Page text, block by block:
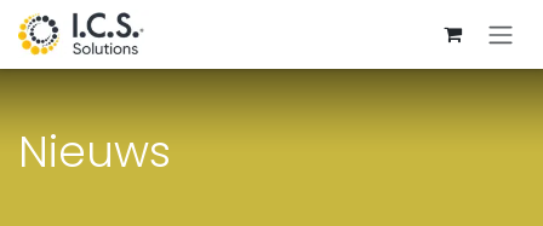
Overslaan naar inhoud
Nieuws